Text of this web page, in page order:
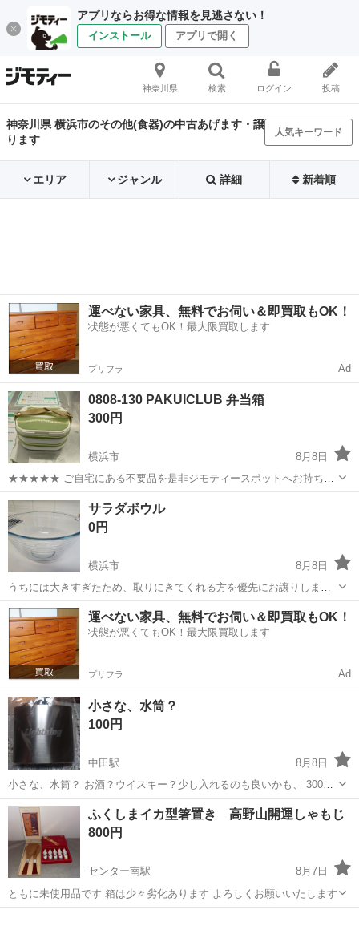
アプリならお得な情報を見逃さない！
インストール アプリで開く
神奈川県 検索 ログイン 投稿
神奈川県 横浜市のその他(食器)の中古あげます・譲
ります
人気キーワード
エリア ジャンル 詳細 新着順
運べない家具、無料でお伺い＆即買取もOK！
状態が悪くてもOK！最大限買取します
プリフラ Ad
0808-130 PAKUICLUB 弁当箱
300円
横浜市
8月8日
★★★★★ ご自宅にある不要品を是非ジモティースポットへお持ち込
みしませんか？ 家電、趣味・スポーツ・レジャー用品、こども用品、
衣料服飾品、生活雑貨、家具、本、CD・DVDなどが無料でまとめて持
ち込めます！ ※詳細はこ...
神奈川 横浜市 食器
サラダボウル
0円
横浜市
8月8日
うちには大きすぎたため、取りにきてくれる方を優先にお譲りしま
す。 直径24cm×高さ13cmぐらいです。 メーカーはarcuisine franceで
す。 耐熱ボウルです。
神奈川 横浜市 食器
運べない家具、無料でお伺い＆即買取もOK！
状態が悪くてもOK！最大限買取します
プリフラ Ad
小さな、水筒？
100円
中田駅
8月8日
小さな、水筒？ お酒？ウイスキー？少し入れるのも良いかも、 300円
でお譲りします、
神奈川 横浜市 中田駅 食器
ふくしまイカ型箸置き 高野山開運しゃもじ
800円
センター南駅
8月7日
ともに未使用品です 箱は少々劣化あります よろしくお願いいたします